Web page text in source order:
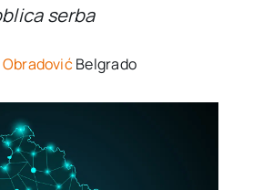
serba
Belgrado